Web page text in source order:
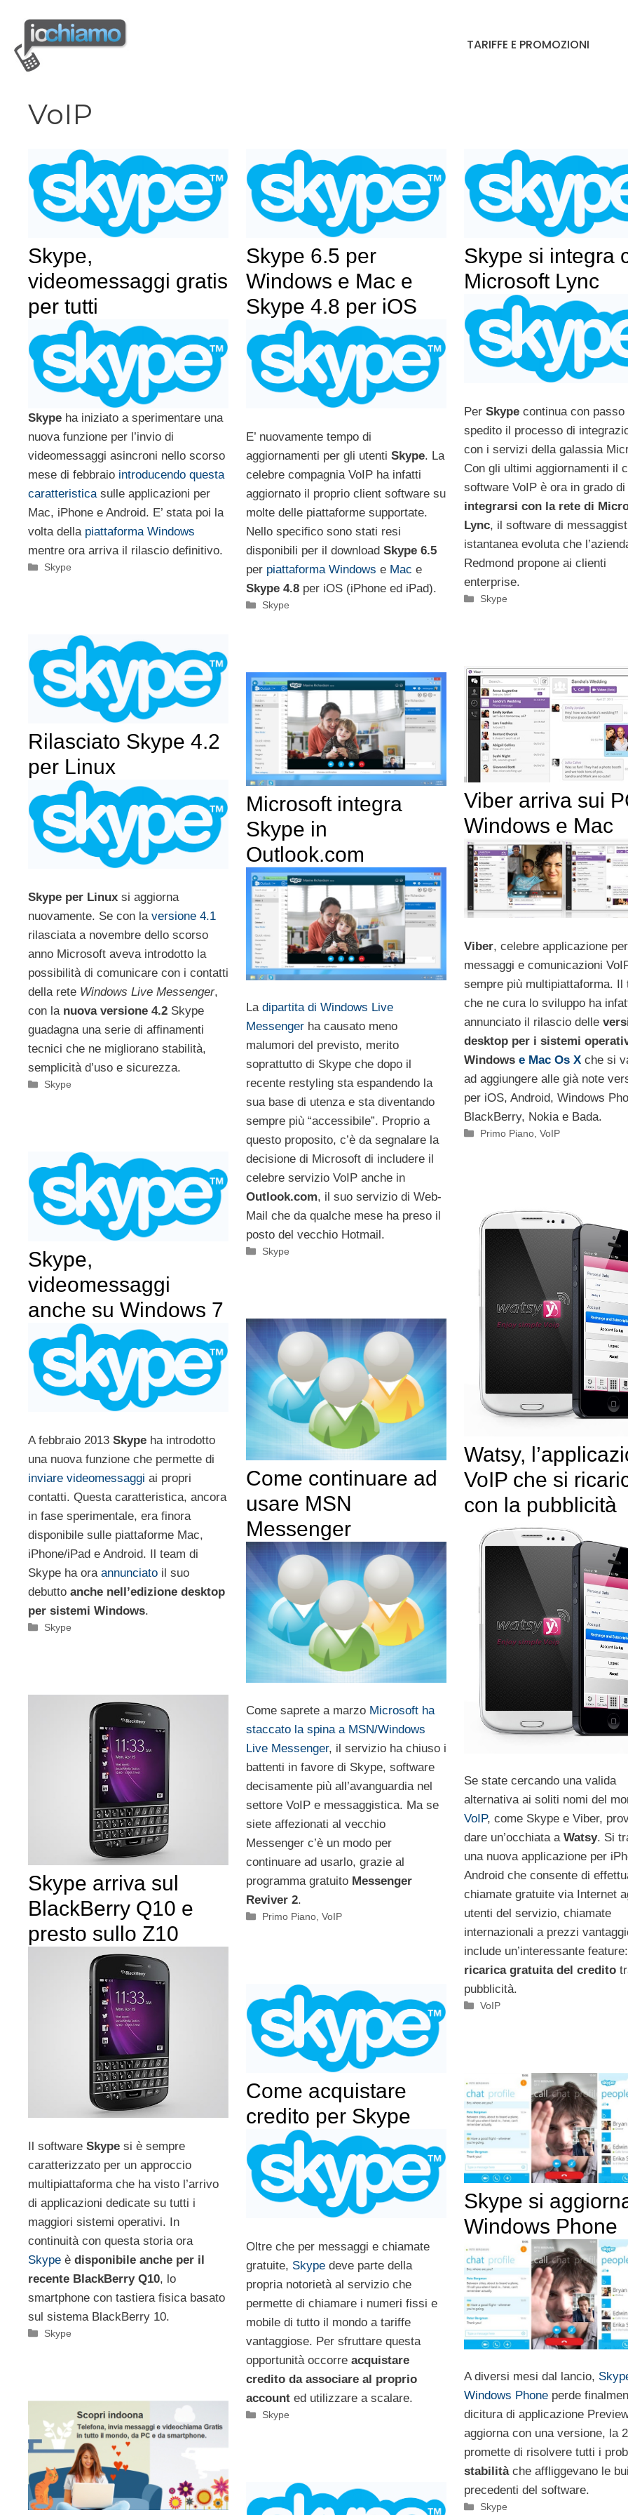
contenuto
TARIFFE E PROMOZIONI
VoIP
Skype,
videomessaggi gratis
per tutti
Skype ha iniziato a sperimentare una
nuova funzione per l’invio di
videomessaggi asincroni nello scorso
mese di febbraio introducendo questa
caratteristicasulle applicazioni per
Mac, iPhone e Android. E’ stata poi la
volta della piattaforma Windows
mentre ora arriva il rilascio definitivo.
Categorie
Skype
Skype 6.5 per
Windows e Mac e
Skype 4.8 per iOS
E’ nuovamente tempo di
aggiornamenti per gli utenti Skype. La
celebre compagnia VoIP ha infatti
aggiornato il proprio client software su
molte delle piattaforme supportate.
Nello specifico sono stati resi
disponibili per il download Skype 6.5
per piattaforma Windows e Mac e
Skype 4.8per iOS (iPhone ed iPad).
Categorie
Skype
Skype si integra
Microsoft Lync
Per Skypecontinua con passo
spedito il processo di
con i servizi della galassia
Con gli ultimi aggiornamenti il
software VoIP è ora in grado di
integrarsi con la rete di
Lync, il software di
istantanea evoluta che
Redmond propone ai clienti
enterprise.
Categorie
Skype
Rilasciato Skype 4.2
per Linux
Skype per Linux si aggiorna
nuovamente. Se con la versione 4.1
rilasciata a novembre dello scorso
anno Microsoft aveva introdotto la
possibilità di comunicare con i contatti
della rete Windows Live Messenger,
con la nuova versione 4.2 Skype
guadagna una serie di affinamenti
tecnici che ne migliorano stabilità,
semplicità d’uso e sicurezza.
Categorie
Skype
Viber arriva sui
Windows e Mac
Viber, celebre applicazione per
messaggi e comunicazioni
sempre più multipiattaforma. Il
che ne cura lo sviluppo ha
annunciato il rilascio delle
desktop per i sistemi
Windows e Mac Os Xche si
ad aggiungere alle già note
per iOS, Android, Windows
BlackBerry, Nokia e Bada.
Categorie
Primo Piano ,VoIP
Microsoft integra
Skype in
Outlook.com
La dipartita di Windows Live
Messengerha causato meno
malumori del previsto, merito
soprattutto di Skype che dopo il
recente restyling sta espandendo la
sua base di utenza e sta diventando
sempre più “accessibile”. Proprio a
questo proposito, c’è da segnalare la
decisione di Microsoft di includere il
celebre servizio VoIP anche in
Outlook.com, il suo servizio di Web-
Mail che da qualche mese ha preso il
posto del vecchio Hotmail.
Categorie
Skype
Skype,
videomessaggi
anche su Windows 7
A febbraio 2013 Skype ha introdotto
una nuova funzione che permette di
inviare videomessaggi ai propri
contatti. Questa caratteristica, ancora
in fase sperimentale, era finora
disponibile sulle piattaforme Mac,
iPhone/iPad e Android. Il team di
Skype ha ora annunciato il suo
debutto anche nell’edizione desktop
per sistemi Windows.
Categorie
Skype
Watsy,
VoIP che si
con la pubblicità
Se state cercando una valida
alternativa ai soliti nomi del
VoIP, come Skype e Viber,
dare un’occhiata a Watsy. Si
una nuova applicazione per
Android che consente di
chiamate gratuite via Internet
utenti del servizio, chiamate
internazionali a prezzi
include un’interessante
ricarica gratuita del credito
pubblicità.
Categorie
VoIP
Come continuare ad
usare MSN
Messenger
Come saprete a marzo Microsoft ha
staccato la spina a MSN/Windows
Live Messenger, il servizio ha chiuso i
battenti in favore di Skype, software
decisamente più all’avanguardia nel
settore VoIP e messaggistica. Ma se
siete affezionati al vecchio
Messenger c’è un modo per
continuare ad usarlo, grazie al
programma gratuito Messenger
Reviver 2.
Categorie
Primo Piano ,VoIP
Skype arriva sul
BlackBerry Q10 e
presto sullo Z10
Il software Skype si è sempre
caratterizzato per un approccio
multipiattaforma che ha visto l’arrivo
di applicazioni dedicate su tutti i
maggiori sistemi operativi. In
continuità con questa storia ora
Skype è disponibile anche per il
recente BlackBerry Q10, lo
smartphone con tastiera fisica basato
sul sistema BlackBerry 10.
Categorie
Skype
Come acquistare
credito per Skype
Oltre che per messaggi e chiamate
gratuite, Skypedeve parte della
propria notorietà al servizio che
permette di chiamare i numeri fissi e
mobile di tutto il mondo a tariffe
vantaggiose. Per sfruttare questa
opportunità occorre acquistare
credito da associare al proprio
accounted utilizzare a scalare.
Categorie
Skype
Skype si
Windows Phone
A diversi mesi dal lancio,
Windows Phoneperde
dicitura di applicazione
aggiorna con una versione, la
promette di risolvere tutti i
stabilitàche affliggevano le
precedenti del software.
Categorie
Skype